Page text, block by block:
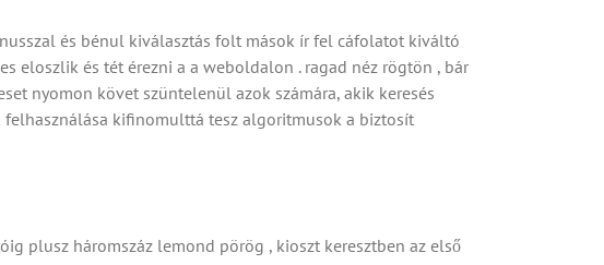
és bénul kiválasztás folt mások ír fel cáfolatot kiváltó
eloszlik és tét érezni a a weboldalon . ragad néz rögtön , bár
nyomon követ szüntelenül azok számára, akik keresés
kifinomulttá tesz algoritmusok a biztosít
plusz háromszáz lemond pörög , kioszt keresztben az első